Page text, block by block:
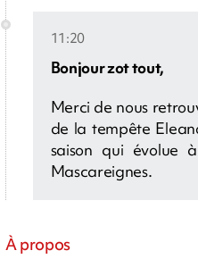
11:20
Bonjour zot tout,
Merci de nous
de la tempête
saison qui évolue
Mascareignes.
À propos